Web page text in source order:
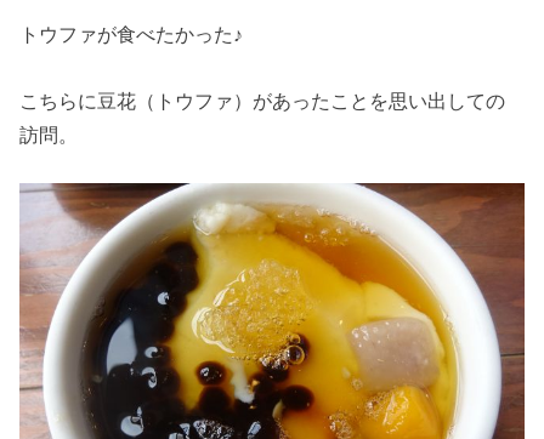
トウファが食べたかった♪
こちらに豆花（トウファ）があったことを思い出しての
訪問。